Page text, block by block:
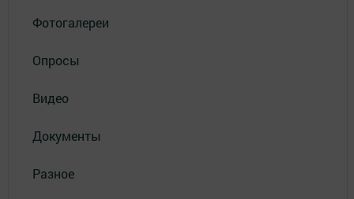
Фотогалереи
Опросы
Видео
Документы
Разное